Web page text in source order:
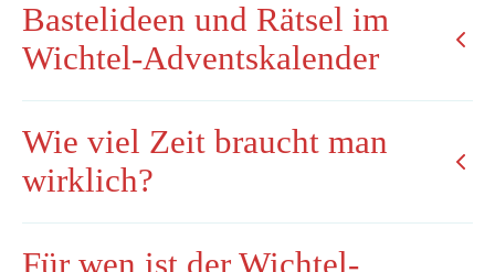
Bastelideen und Rätsel im
Wichtel-Adventskalender
Wie viel Zeit braucht man
wirklich?
Für wen ist der Wichtel-